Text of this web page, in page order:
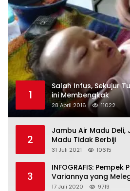
1
Salah Infus, Sekujur
ini Membengkak
28 April 2016 11022
2
Jambu Air Madu Deli,
Madu Tidak Berbiji
31 Juli 2021 10615
3
INFOGRAFIS:
Variannya yang
17 Juli 2020 9719